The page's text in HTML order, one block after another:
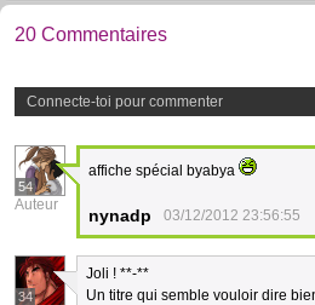
20 Commentaires
Connecte-toi pour commenter
54
Auteur
affiche spécial byabya
nynadp 03/12/2012 23:56:55
34
Joli ! **-**
Un titre qui semble vouloir dire